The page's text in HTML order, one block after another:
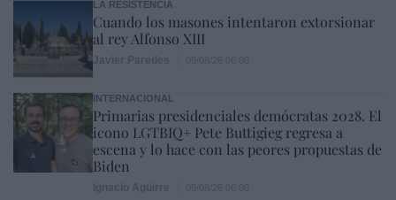
LA RESISTENCIA
Cuando los masones intentaron extorsionar
al rey Alfonso XIII
INTERNACIONAL
Primarias presidenciales demócratas 2028. El
icono LGTBIQ+ Pete Buttigieg regresa a
escena y lo hace con las peores propuestas de
Biden